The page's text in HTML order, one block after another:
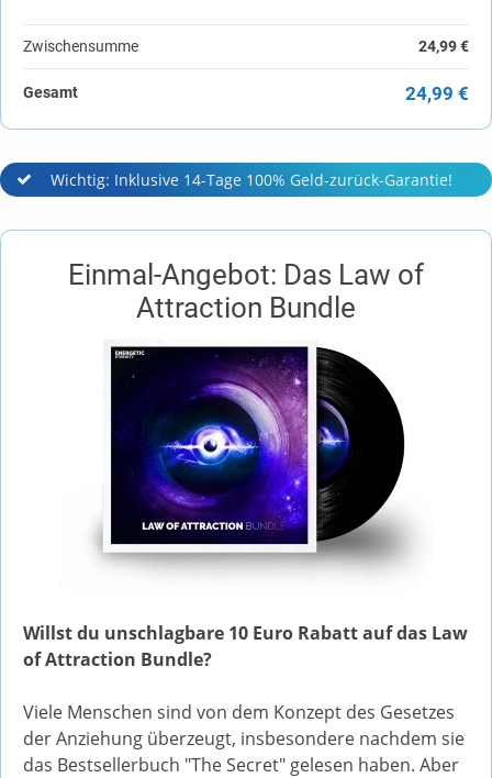
Zwischensumme 24,99 €
Gesamt 24,99 €
Wichtig: Inklusive 14-Tage 100% Geld-zurück-Garantie!
Einmal-Angebot: Das Law of
Attraction Bundle
Willst du unschlagbare 10 Euro Rabatt auf das Law
of Attraction Bundle?
Viele Menschen sind von dem Konzept des Gesetzes
der Anziehung überzeugt, insbesondere nachdem sie
das Bestsellerbuch "The Secret" gelesen haben. Aber